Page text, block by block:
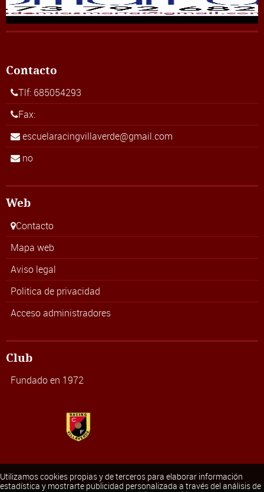
Contacto
Tlf: 685054293
Fax:
escuelaracingvillaverde@gmail.com
no
Web
Contacto
Mapa web
Aviso legal
Politica de privacidad
Acceso administradores
Club
Fundado en 1972
Utilizamos cookies propias y de terceros para elaborar información
estadística y mostrarte publicidad personalizada a través del análisis de